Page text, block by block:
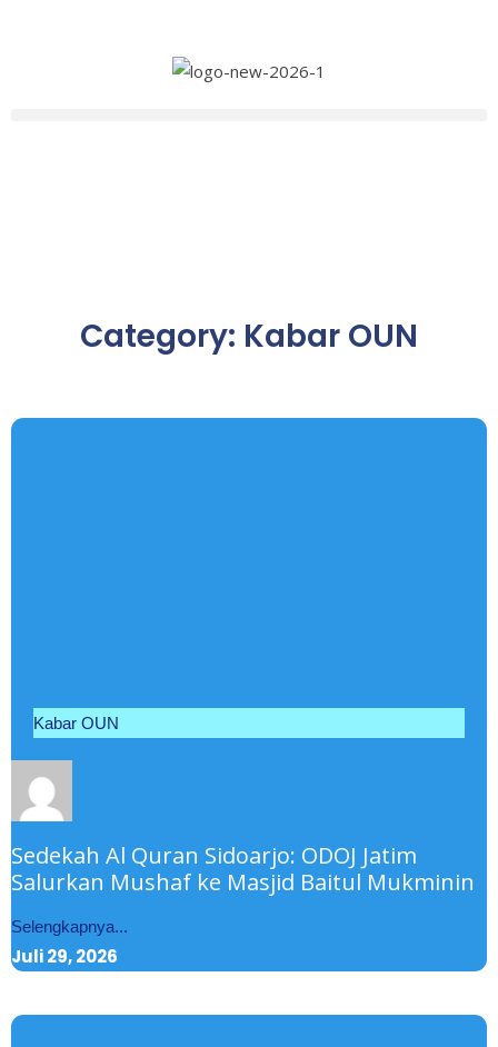
Category: Kabar OUN
Kabar OUN
Sedekah Al Quran Sidoarjo: ODOJ Jatim
Salurkan Mushaf ke Masjid Baitul Mukminin
Selengkapnya...
Juli 29, 2026